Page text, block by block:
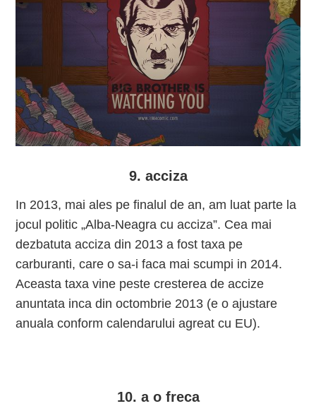
9. acciza
In 2013, mai ales pe finalul de an, am luat parte la
jocul politic „Alba-Neagra cu acciza”. Cea mai
dezbatuta acciza din 2013 a fost taxa pe
carburanti, care o sa-i faca mai scumpi in 2014.
Aceasta taxa vine peste cresterea de accize
anuntata inca din octombrie 2013 (e o ajustare
anuala conform calendarului agreat cu EU).
10. a o freca